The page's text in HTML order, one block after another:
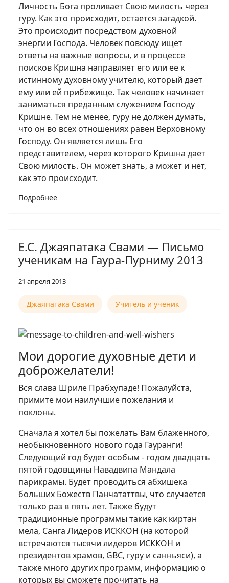
Личность Бога проливает Свою милость через
гуру. Как это происходит, остается загадкой.
Это происходит посредством духовной
энергии Господа. Человек повсюду ищет
ответы на важные вопросы, и в процессе
поисков Кришна направляет его или ее к
истинному духовному учителю, который дает
ему или ей прибежище. Так человек начинает
заниматься преданным служением Господу
Кришне. Тем не менее, гуру не должен думать,
что он во всех отношениях равен Верховному
Господу. Он является лишь Его
представителем, через которого Кришна дает
Свою милость. Он может знать, а может и нет,
как это происходит.
Подробнее
Е.С. Джаяпатака Свами — Письмо
ученикам на Гаура-Пурниму 2013
21 апреля 2013
Джаяпатака Свами Учитель и ученик
Мои дорогие духовные дети и
доброжелатели!
Вся слава Шриле Прабхупаде! Пожалуйста,
примите мои наилучшие пожелания и
поклоны.
Сначала я хотел бы пожелать Вам блаженного,
необыкновенного нового года Гауранги!
Следующий год будет особым - годом двадцать
пятой годовщины Навадвипа Мандала
парикрамы. Будет проводиться абхишека
больших Божеств Панчататтвы, что случается
только раз в пять лет. Также будут
традиционные программы такие как киртан
мела, Санга Лидеров ИСККОН (на которой
встречаются тысячи лидеров ИСККОН и
президентов храмов, GBC, гуру и санньяси), а
также много других программ, информацию о
которых вы сможете прочитать на